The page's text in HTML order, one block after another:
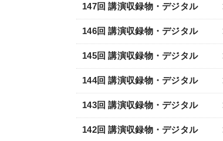
147回 講演収録物・デジタル
146回 講演収録物・デジタル
145回 講演収録物・デジタル
144回 講演収録物・デジタル
143回 講演収録物・デジタル
142回 講演収録物・デジタル